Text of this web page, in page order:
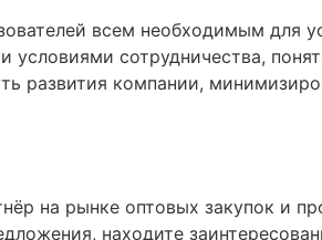
всем необходимым
сотрудничества,
развития компании,
на рынке оптовых закупок и
находите